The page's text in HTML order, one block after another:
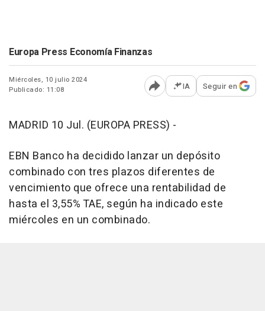
Europa Press Economía Finanzas
Miércoles, 10 julio 2024
Publicado: 11:08
Abrir opciones para
IA Seguir en
MADRID 10 Jul. (EUROPA PRESS) -
EBN Banco ha decidido lanzar un depósito
combinado con tres plazos diferentes de
vencimiento que ofrece una rentabilidad de
hasta el 3,55% TAE, según ha indicado este
miércoles en un combinado.